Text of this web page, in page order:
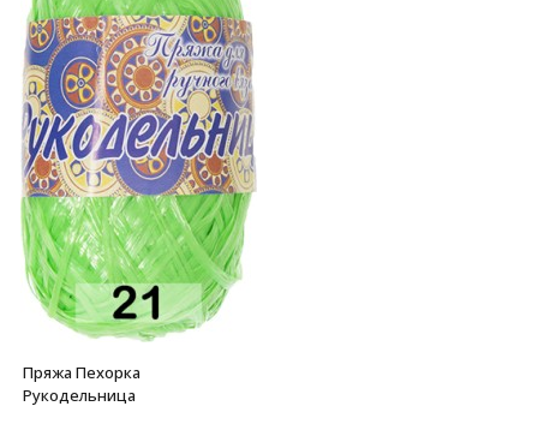
Пряжа Пехорка
Рукодельница